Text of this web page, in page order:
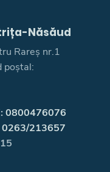
Năsăud
Rareș nr.1
poștal:
0800476076
0263/213657